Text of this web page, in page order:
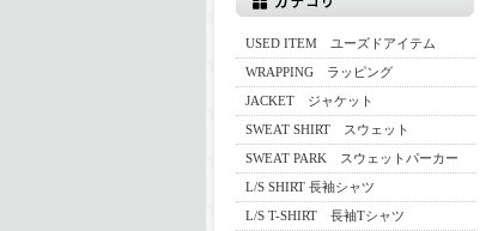
USED ITEM ユーズドアイテム
WRAPPING ラッピング
JACKET ジャケット
SWEAT SHIRT スウェット
SWEAT PARK スウェットパーカー
L/S SHIRT 長袖シャツ
L/S T-SHIRT 長袖Tシャツ